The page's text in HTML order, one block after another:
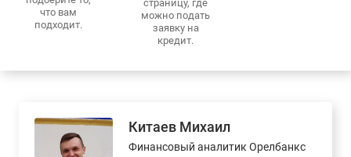
что вам
подходит.
страницу, где
можно подать
заявку на
кредит.
Китаев Михаил
Финансовый аналитик Орелбанкс